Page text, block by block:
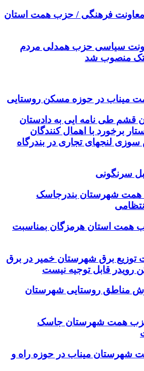
فرهنگی / حزب همت استان
سیاسی حزب همدلی مردم
منصوب شد
میناب در حوزه مسکن روستایی
طی نامه ایی به دادستان
برخورد با اهمال کنندگان
لنجهای تجاری در بندرگاه
سرنگونی
همت شهرستان بندرجاسک
همت استان هرمزگان بمناسبت
توزیع برق شهرستان خمیر در برق
قابل توجیه نیست
مناطق روستایی شهرستان
حزب همت شهرستان جاسک
شهرستان میناب در حوزه راه و